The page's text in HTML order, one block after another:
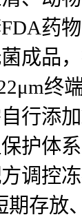
药
成品
终
行添
护体
调控
存放